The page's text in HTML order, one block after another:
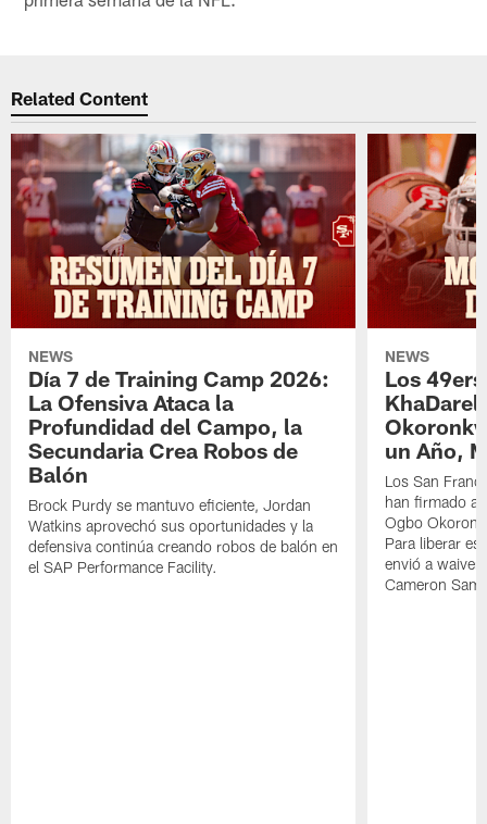
Related Content
NEWS
Día 7 de Training Camp 2026:
La Ofensiva Ataca la
Profundidad del Campo, la
Secundaria Crea Robos de
Balón
Brock Purdy se mantuvo eficiente, Jordan
Watkins aprovechó sus oportunidades y la
defensiva continúa creando robos de balón en
el SAP Performance Facility.
NEWS
Los
KhaDarel
un Año,
Los San
han firmado a
Ogbo
Para liberar
envió a
Cameron